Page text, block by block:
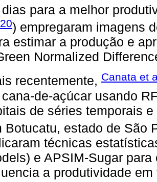
dias para a melhor
) empregaram imagens
estimar a produção e
Normalized
recentemente, Canata et
de-açúcar usando
de séries temporais
Botucatu, estado de São
técnicas
e APSIM-Sugar
a produtividade